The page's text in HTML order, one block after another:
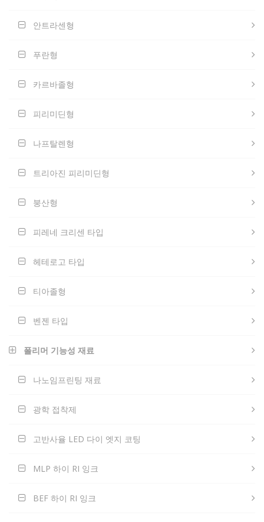
안트라센형
푸란형
카르바졸형
피리미딘형
나프탈렌형
트리아진 피리미딘형
붕산형
피레네 크리센 타입
헤테로고 타입
티아졸형
벤젠 타입
폴리머 기능성 재료
나노임프린팅 재료
광학 접착제
고반사율 LED 다이 엣지 코팅
MLP 하이 RI 잉크
BEF 하이 RI 잉크